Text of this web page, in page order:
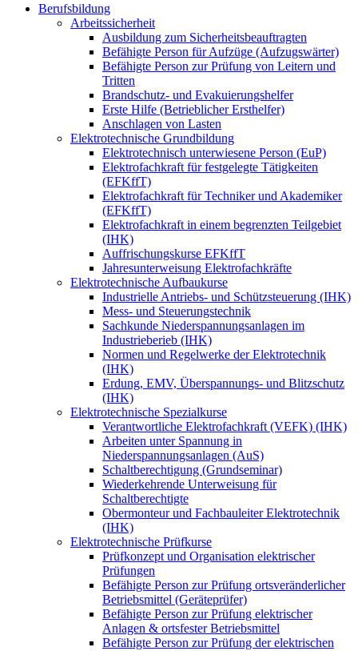
Berufsbildung
Arbeitssicherheit
Ausbildung zum Sicherheitsbeauftragten
Befähigte Person für Aufzüge (Aufzugswärter)
Befähigte Person zur Prüfung von Leitern und
Tritten
Brandschutz- und Evakuierungshelfer
Erste Hilfe (Betrieblicher Ersthelfer)
Anschlagen von Lasten
Elektrotechnische Grundbildung
Elektrotechnisch unterwiesene Person (EuP)
Elektrofachkraft für festgelegte Tätigkeiten
(EFKffT)
Elektrofachkraft für Techniker und Akademiker
(EFKffT)
Elektrofachkraft in einem begrenzten Teilgebiet
(IHK)
Auffrischungskurse EFKffT
Jahresunterweisung Elektrofachkräfte
Elektrotechnische Aufbaukurse
Industrielle Antriebs- und Schützsteuerung (IHK)
Mess- und Steuerungstechnik
Sachkunde Niederspannungsanlagen im
Industrieberieb (IHK)
Normen und Regelwerke der Elektrotechnik
(IHK)
Erdung, EMV, Überspannungs- und Blitzschutz
(IHK)
Elektrotechnische Spezialkurse
Verantwortliche Elektrofachkraft (VEFK) (IHK)
Arbeiten unter Spannung in
Niederspannungsanlagen (AuS)
Schaltberechtigung (Grundseminar)
Wiederkehrende Unterweisung für
Schaltberechtigte
Obermonteur und Fachbauleiter Elektrotechnik
(IHK)
Elektrotechnische Prüfkurse
Prüfkonzept und Organisation elektrischer
Prüfungen
Befähigte Person zur Prüfung ortsveränderlicher
Betriebsmittel (Geräteprüfer)
Befähigte Person zur Prüfung elektrischer
Anlagen & ortsfester Betriebsmittel
Befähigte Person zur Prüfung der elektrischen